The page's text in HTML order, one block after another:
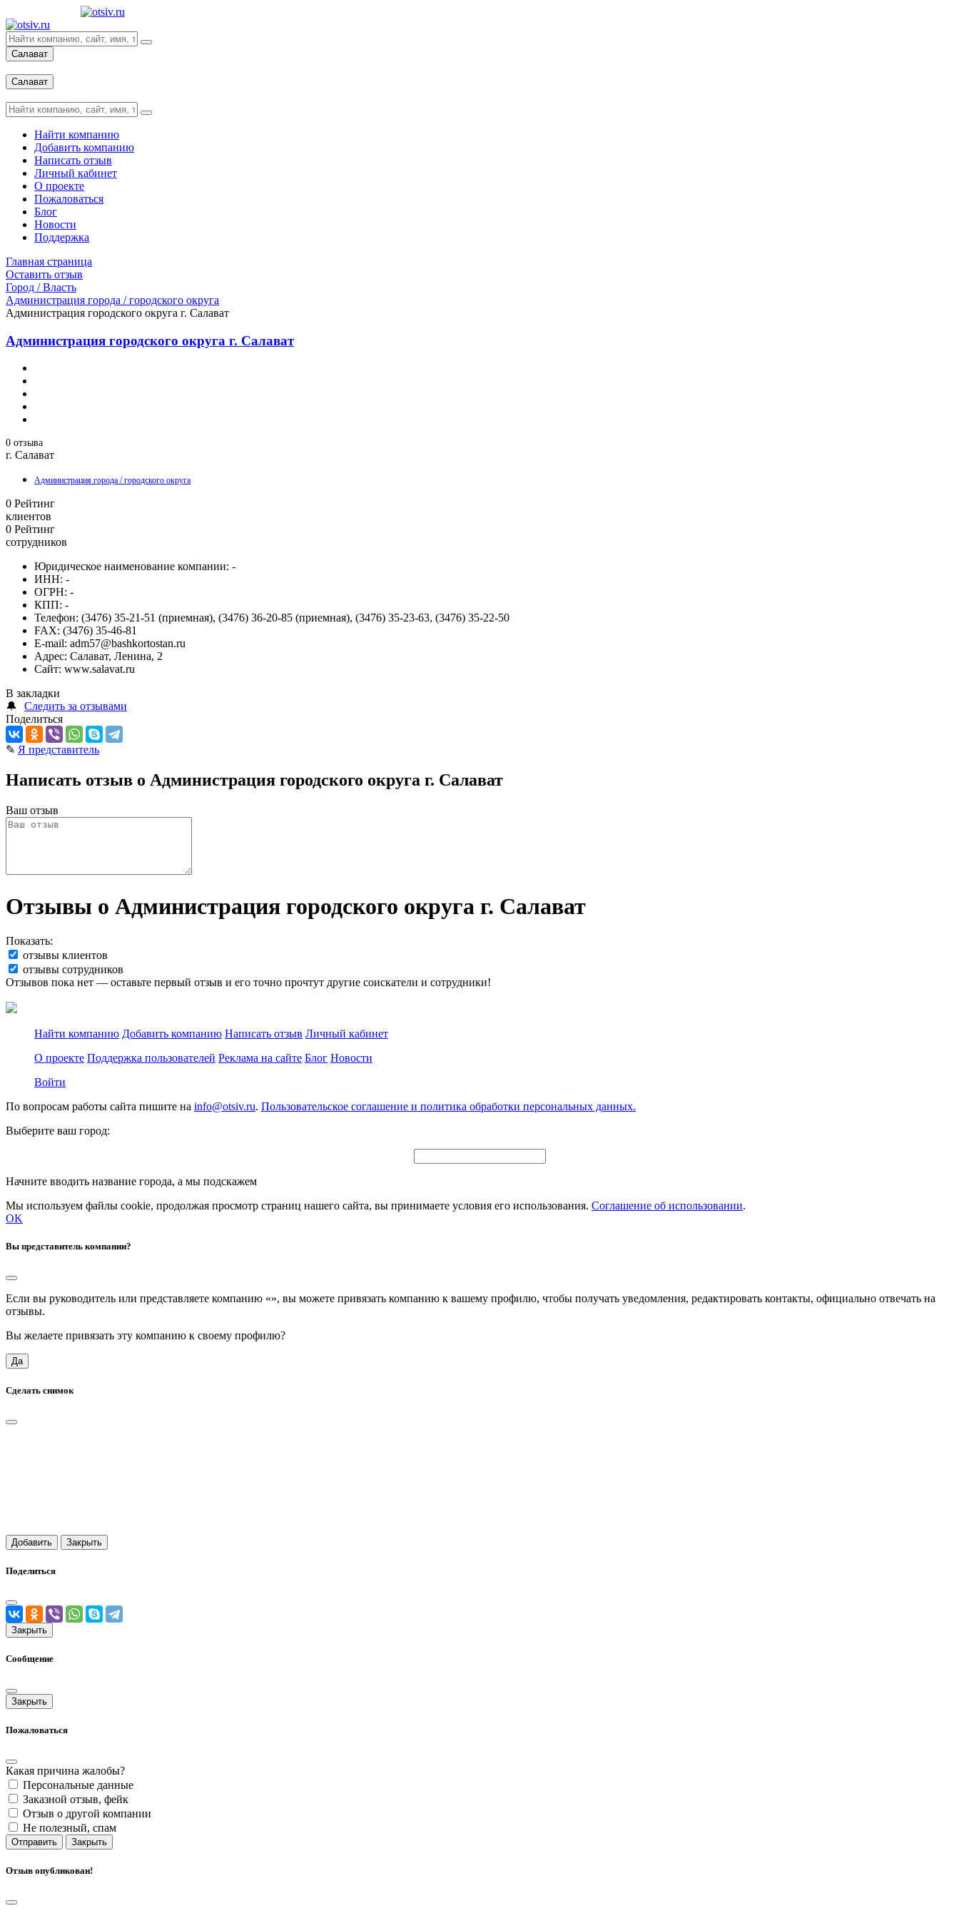
Салават
Салават
Найти компанию
Добавить компанию
Написать отзыв
Личный кабинет
О проекте
Пожаловаться
Блог
Новости
Поддержка
Главная страница
Оставить отзыв
Город / Власть
Администрация города / городского округа
Администрация городского округа г. Салават
Администрация городского округа г. Салават
0 отзыва
г. Салават
Администрация города / городского округа
0 Рейтинг
клиентов
0 Рейтинг
сотрудников
Юридическое наименование компании: -
ИНН: -
ОГРН: -
КПП: -
Телефон: (3476) 35-21-51 (приемная), (3476) 36-20-85 (приемная), (3476) 35-23-63, (3476) 35-22-50
FAX: (3476) 35-46-81
E-mail: adm57@bashkortostan.ru
Адрес: Салават, Ленина, 2
Сайт: www.salavat.ru
В закладки
🔔
Следить за отзывами
Поделиться
✎ Я представитель
Написать отзыв о Администрация городского округа г. Салават
Ваш отзыв
Отзывы о Администрация городского округа г. Салават
Показать:
отзывы клиентов
отзывы сотрудников
Отзывов пока нет — оставьте первый отзыв и его точно прочтут другие соискатели и сотрудники!
Найти компанию Добавить компанию Написать отзыв Личный кабинет
О проекте Поддержка пользователей Реклама на сайте Блог Новости
Войти
По вопросам работы сайта пишите на info@otsiv.ru. Пользовательское соглашение и политика обработки персональных данных.
Выберите ваш город:
Начните вводить название города, а мы подскажем
Мы используем файлы cookie, продолжая просмотр страниц нашего сайта, вы принимаете условия его использования. Соглашение об использовании.
OK
Вы представитель компании?
Если вы руководитель или представляете компанию «», вы можете привязать компанию к вашему профилю, чтобы получать уведомления, редактировать контакты, официально отвечать на
отзывы.
Вы желаете привязать эту компанию к своему профилю?
Да
Сделать снимок
Добавить Закрыть
Поделиться
Закрыть
Сообщение
Закрыть
Пожаловаться
Какая причина жалобы?
Персональные данные
Заказной отзыв, фейк
Отзыв о другой компании
Не полезный, спам
Отправить Закрыть
Отзыв опубликован!